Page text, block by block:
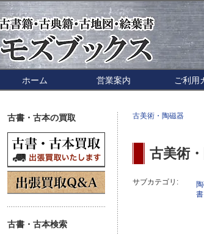
ホーム 営業案内 ご利用
古美術・陶磁器
古美術
サブカテゴリ:
古書・古本の買取
古書・古本検索